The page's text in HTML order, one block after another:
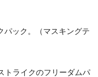
パック。（マスキングテ
トライクのフリーダムパ